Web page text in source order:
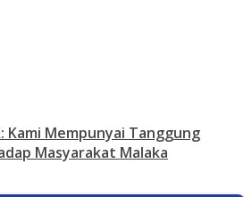
Kami Mempunyai Tanggung
Masyarakat Malaka